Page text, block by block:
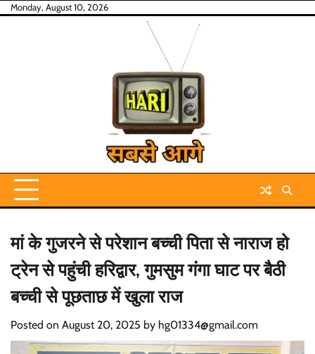
SkipMonday, August 10, 2026
मां के गुजरने से परेशान बच्ची पिता से नाराज हो
ट्रेन से पहुंची हरिद्वार, गुमसुम गंगा घाट पर बैठी
बच्ची से पूछताछ में खुला राज
Posted on August 20, 2025 by hg01334@gmail.com